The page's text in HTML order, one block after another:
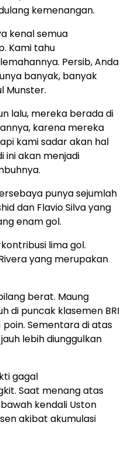
kemenangan.
kenal semua
Kami tahu
Persib, Anda
banyak, banyak
Munster.
lalu, mereka berada di
karena mereka
kami sadar akan hal
ini akan menjadi
punya sejumlah
dan Flavio Silva yang
enam gol.
lima gol.
yang merupakan
berat. Maung
di puncak klasemen BRI
poin. Sementara di atas
lebih diunggulkan
gagal
Saat menang atas
bawah kendali Uston
akibat akumulasi